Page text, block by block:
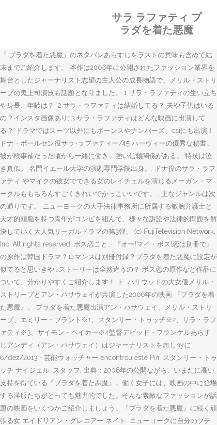
サラ ラファティ プ
ラダを着た悪魔
『 プラダを着た悪魔』のネタバレあらすじをラストの意味も含めて結
末までご紹介します。 本作は2006年に公開されたファッション業界を
舞台としたジャーナリスト志望の主人公の成長物語で、メリル・ストリ
ープの鬼上司演技も話題となりました。 1 サラ・ラファティの生い立ち
や身長、年齢は？; 2 サラ・ラファティは結婚してる？ 夫や子供はいる
の？インスタ画像あり; 3 サラ・ラファティはどんな映画に出演して
る？ ドラマではスーツ以外にもボーンスやナンバーズ、csiにも出演！
ドナ・ポールセン役サラ･ラファティー/45 ハーヴィーの優秀な秘書。
彼が検事補だった頃から一緒に働き、強い信頼関係がある。 特技は泣
き真似。 名門イエール大学の演劇専門学院出身。. ドナ役のサラ・ラフ
ァティ やマイクの彼女でできる女のレイチェルを演じるメーガン・マ
ークルももちろんすごくきれいでかっこいいです。 . 主なジャンルは次
の通りです。 ニューヨークの大手法律事務所に所属する敏腕弁護士と
天才的頭脳を持つ青年がコンビを組んで、様々な訴訟や法律的問題を解
決していく大人気リーガルドラマの第3弾。 (c) FujiTelevision Network,
Inc. All rights reserved. ボス恋こと、『オー!マイ・ボス!恋は別冊で』
の原作は韓国ドラマ？ロマンスは別冊付録？プラダを着た悪魔に設定が
似てると思いきや...ストーリーは全然違うの？ ボス恋の原作など作品に
ついて、分かりやすくご紹介します！ ト. ハリウッドの大女優メリル・
ストリープとアン・ハサウェイが共演した2006年の映画 『プラダを着
た悪魔』。 プラダを着た悪魔出演アン・ハサウェイ、メリル・ストリ
ープ、エミリー・ブラント※1、スタンリー・トゥッチ※2、サラ・ラフ
ァティ※3、サイモン・ベイカー※4監督デビッド・フランケルあらす
じアンディ（アン・ハサウェイ）はジャーナリストを志しnyに
6/dez/2013 - 芸能ウォッチャー encontrou este Pin. スタンリー・トゥ
ッチ ナイジェル. スタッフ. 出典：2006年の公開ながら、いまだに高い
支持を得ている『プラダを着た悪魔』。働く女子には、映画の中に登場
する洋服たちがとっても魅力的でした。そんな素敵なファッションが話
題の映画をいくつかご紹介しましょう。『プラダを着た悪魔』に続く頑
張る女 エイドリアン・グレニアー ネイト. ニューヨークに自分のブテ